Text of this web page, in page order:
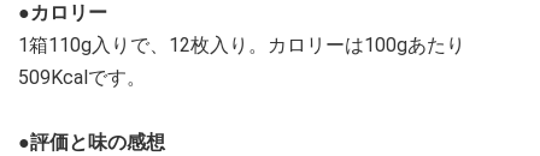
●カロリー
1箱110g入りで、12枚入り。カロリーは100gあたり
509Kcalです。
●評価と味の感想